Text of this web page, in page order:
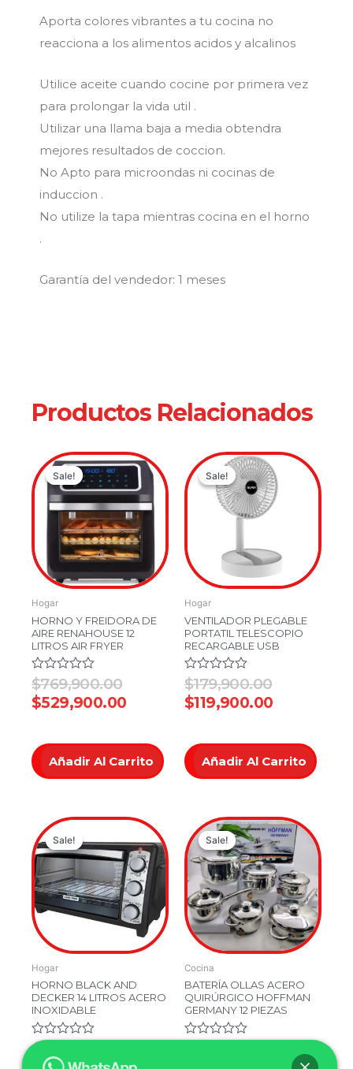
Aporta colores vibrantes a tu cocina no
reacciona a los alimentos acidos y alcalinos
Utilice aceite cuando cocine por primera vez
para prolongar la vida util .
Utilizar una llama baja a media obtendra
mejores resultados de coccion.
No Apto para microondas ni cocinas de
induccion .
No utilize la tapa mientras cocina en el horno
.
Garantía del vendedor: 1 meses
Productos Relacionados
Sale!
Sale!
Hogar
HORNO Y FREIDORA DE
AIRE RENAHOUSE 12
LITROS AIR FRYER
Valorado
en
0
$769,900.00
Original
price
was:
$769,900.00.
$529,900.00
Current
price
is:
$529,900.00.
Añadir Al Carrito
Sale!
Sale!
Hogar
VENTILADOR PLEGABLE
PORTATIL TELESCOPIO
RECARGABLE USB
Valorado
en
0
$179,900.00
Original
price
was:
$119,900.00
Current
price
is:
Añadir Al Carrito
Sale!
Sale!
Hogar
HORNO BLACK AND
DECKER 14 LITROS ACERO
INOXIDABLE
Valorado
$
Original
price
was:
$349,900.00.
Current
price
is:
$249,900.00.
Sale!
Sale!
Cocina
BATERÍA OLLAS ACERO
QUIRÚRGICO HOFFMAN
GERMANY 12 PIEZAS
Original
price
was:
Current
price
is: